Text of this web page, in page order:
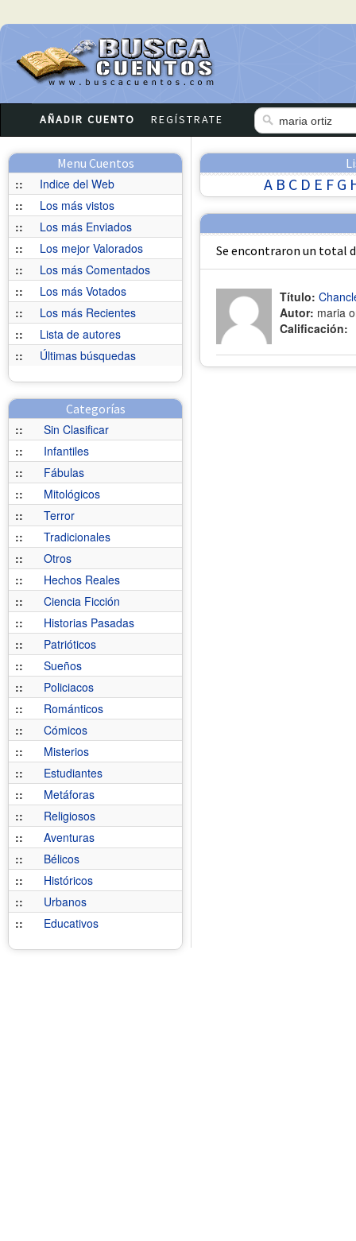
AÑADIR CUENTO REGÍSTRATE
Menu Cuentos
::
Indice del Web
::
Los más vistos
::
Los más Enviados
::
Los mejor Valorados
::
Los más Comentados
::
Los más Votados
::
Los más Recientes
::
Lista de autores
::
Últimas búsquedas
Categorías
::
Sin Clasificar
::
Infantiles
::
Fábulas
::
Mitológicos
::
Terror
::
Tradicionales
::
Otros
::
Hechos Reales
::
Ciencia Ficción
::
Historias Pasadas
::
Patrióticos
::
Sueños
::
Policiacos
::
Románticos
::
Cómicos
::
Misterios
::
Estudiantes
::
Metáforas
::
Religiosos
::
Aventuras
::
Bélicos
::
Históricos
::
Urbanos
::
Educativos
A B C D E F G
Se encontraron un total
Título:
Autor: maria
Calificación: